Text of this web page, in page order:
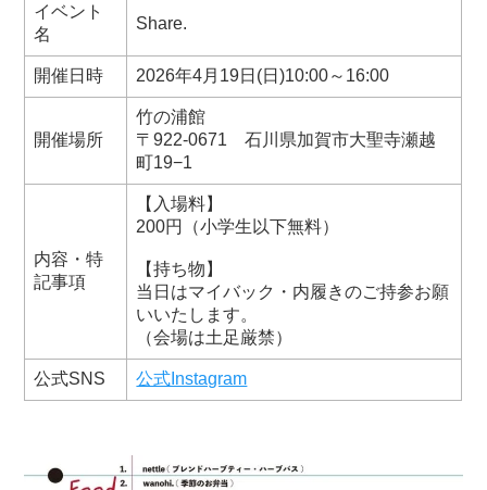
イベント
名
Share.
開催日時 2026年4月19日(日)10:00～16:00
開催場所
竹の浦館
〒922-0671 石川県加賀市大聖寺瀬越
町19−1
内容・特
記事項
【入場料】
200円（小学生以下無料）
【持ち物】
当日はマイバック・内履きのご持参お願
いいたします。
（会場は土足厳禁）
公式SNS 公式Instagram